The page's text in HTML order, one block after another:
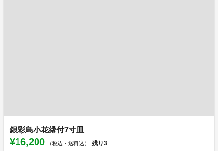
銀彩鳥小花縁付7寸皿
¥16,200 （税込・送料込） 残り3